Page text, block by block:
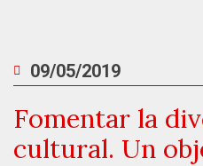
09/05/2019
Fomentar la
cultural. Un